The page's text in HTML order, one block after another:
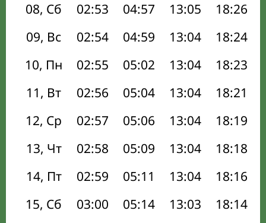
08, Сб
02:53 04:57 13:05 18:26
09, Вс
02:54 04:59 13:04 18:24
10, Пн
02:55 05:02 13:04 18:23
11, Вт
02:56 05:04 13:04 18:21
12, Ср
02:57 05:06 13:04 18:19
13, Чт
02:58 05:09 13:04 18:18
14, Пт
02:59 05:11 13:04 18:16
15, Сб
03:00 05:14 13:03 18:14